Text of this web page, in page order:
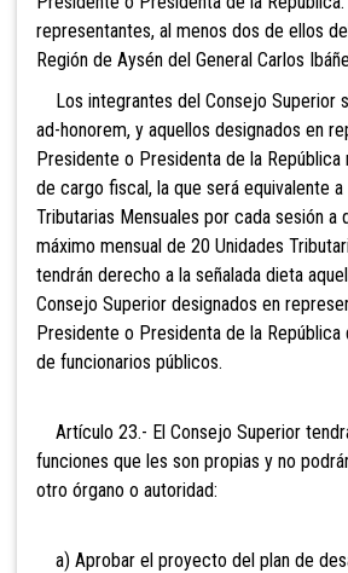
representantes, al menos dos de ellos
Región de Aysén del General Carlos
Los integrantes del Consejo Superior
ad-honorem, y aquellos designados en
Presidente o Presidenta de la República
de cargo fiscal, la que será equivalente a
Tributarias Mensuales por cada sesión a
máximo mensual de 20 Unidades
tendrán derecho a la señalada dieta
Consejo Superior designados en
Presidente o Presidenta de la República
de funcionarios públicos.
Artículo 23.- El Consejo Superior
funciones que les son propias y no
otro órgano o autoridad:
a) Aprobar el proyecto del plan de